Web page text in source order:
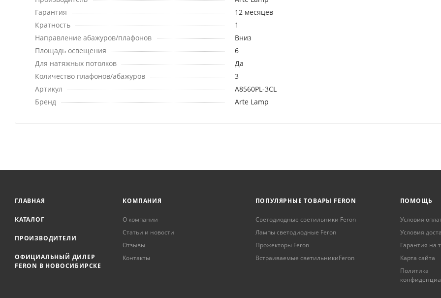
Гарантия
12 месяцев
Кратность
1
Направление абажуров/плафонов
Вниз
Площадь освещения
6
Для натяжных потолков
Да
Количество плафонов/абажуров
3
Артикул
A8560PL-3CL
Бренд
Arte Lamp
ГЛАВНАЯ
КАТАЛОГ
ПРОИЗВОДИТЕЛИ
ОФИЦИАЛЬНЫЙ ДИЛЕР
FERON В НОВОСИБИРСКЕ
КОМПАНИЯ
О компании
Статьи и новости
Отзывы
Контакты
ПОПУЛЯРНЫЕ ТОВАРЫ FERON
Светодиодные светильники Feron
Лампы светодиодные Feron
Прожекторы Feron
Встраиваемые светильникиFeron
ПОМОЩЬ
Условия
Условия
Гарантия на
Карта сайта
Политика